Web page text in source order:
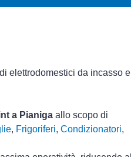
elettrodomestici da incasso e
a Pianiga allo scopo di
, Frigoriferi, Condizionatori,